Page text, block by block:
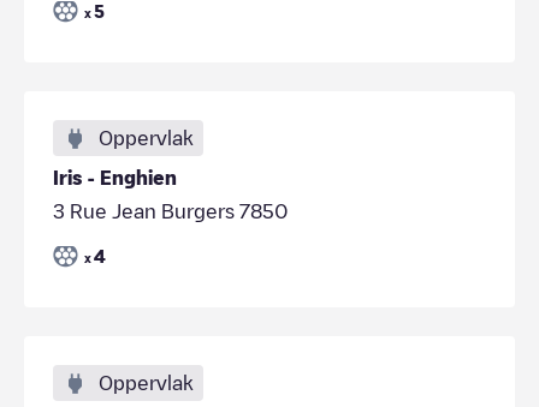
x 5
Oppervlak
Iris - Enghien
3 Rue Jean Burgers 7850
x 4
Oppervlak